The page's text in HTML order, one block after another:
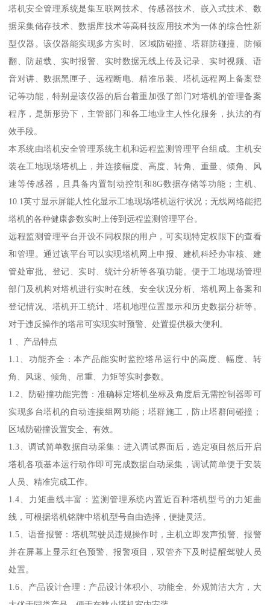
塔机安全管理系统是集互联网技术、传感器技术、嵌入式技术、数
据采集储存技术、数据库技术等高科技应用技术为一体的综合性新
型仪器。该仪器能实现多方实时、区域防碰撞、塔群防碰撞、防倾
翻、防超载、实时报警、实时数据无线上传及记录、实时视频、语
音对讲、数据黑匣子、远程断电、精准吊装、塔机远程网上备案登
记等功能，特别是该仪器的后台着重加强了部门对塔机的管理备案
程序，是新形势下，主管部门和各工地业主人性化服务，执法的有
效手段。
本系统由塔机安全管理系统主机和远程监测管理平台组成。主机安
装在工地现场塔机上，并连接幅度、高度、转角、重量、倾角、风
速等传感器，且具备内置制动控制和8G数据存储等功能；主机、
10.1英寸显示屏能人性化显示工地现场塔机运行状况；无线网络能把
塔机的各种健康参数实时上传到远程监测管理平台。
远程监测管理平台开设不同权限的用户，可实现特定权限下的查看
和管理。通过该平台可以实现塔机网上申报、建机科经办审核、建
管处审批、登记、实时、统计分析等各项功能。便于工地现场管理
部门及机构对塔机进行实时在线、安全状况分析、塔机网上备案和
登记情况、塔机开工统计、塔机地理位置显示和历史数据分析等。
对于违反操作的塔吊可实现实时预警、处置提供极大便利。
1 、产品特点
1.1、功能齐全：本产品能实时监控塔吊运行中的高度、幅度、转
角、风速、倾角、吊重、力矩等实时参数。
1.2、防碰撞功能完善：准确标定塔机坐标及角度后无需控制器即可
实现多台塔机的自动连接组网功能；塔群施工，防止塔群间碰撞；
区域防碰撞设置安全、有效。
1.3、调试简单数据自动采集：进入调试界面后，选定项目然后开启
塔机各项基本运行动作即可完成数据自动采集，调试简单便于安装
人员、精准完成工作。
1.4、力矩曲线丰富：监测管理系统内置近百种塔机型号的力矩曲
线，可根据塔机铭牌中塔机型号自由选择，便捷灵活。
1.5、语音报警：塔机驾驶员违规操作时，主机立即发声预警、报警
并在屏幕上显示红色预警、报警项目，双管齐下及时提醒驾驶人员
处置。
1.6、产品设计合理：产品设计体积小、功能全、外观简洁大方，大